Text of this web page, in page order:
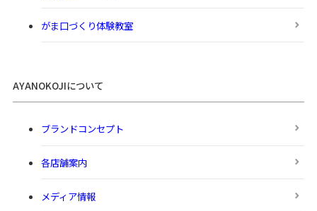
がま口づくり体験教室
AYANOKOJIについて
ブランドコンセプト
各店舗案内
メディア情報